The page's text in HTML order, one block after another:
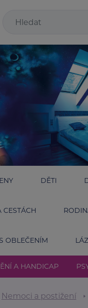
DĚTI
CESTÁCH
OBLEČENÍM
A HANDICAP
Nemoci a postižení